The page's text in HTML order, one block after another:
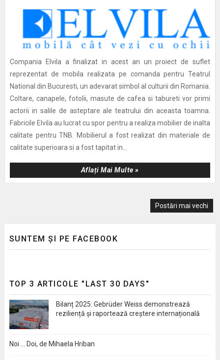
Compania Elvila a finalizat in acest an un proiect de suflet
reprezentat de mobila realizata pe comanda pentru Teatrul
National din Bucuresti, un adevarat simbol al culturii din Romania.
Coltare, canapele, fotolii, masute de cafea si tabureti vor primi
actorii in salile de asteptare ale teatrului din aceasta toamna.
Fabricile Elvila au lucrat cu spor pentru a realiza mobilier de inalta
calitate pentru TNB. Mobilierul a fost realizat din materiale de
calitate superioara si a fost tapitat in...
Aflați Mai Multe »
Postări mai vechi
SUNTEM ȘI PE FACEBOOK
TOP 3 ARTICOLE "LAST 30 DAYS"
Bilanț 2025: Gebrüder Weiss demonstrează
reziliență și raportează creștere internațională
Noi … Doi, de Mihaela Hriban